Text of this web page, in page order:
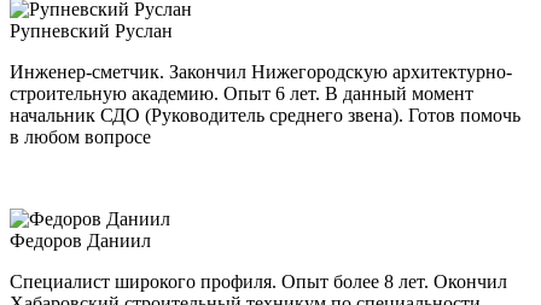
Рупневский Руслан
Инженер-сметчик. Закончил Нижегородскую архитектурно-
строительную академию. Опыт 6 лет. В данный момент
начальник СДО (Руководитель среднего звена). Готов помочь
в любом вопросе
Федоров Даниил
Специалист широкого профиля. Опыт более 8 лет. Окончил